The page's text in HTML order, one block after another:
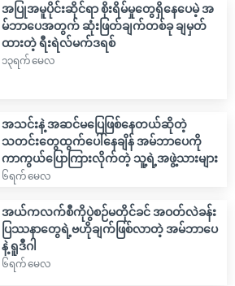
အပြုအမူပိုင်းဆိုင်ရာ စိုးရိမ်မှုတွေရှိနေပေမဲ့ အ
မ်ဘာပေအတွက် ဆုံးဖြတ်ချက်တစ်ခု ချမှတ်
ထားတဲ့ ရီးရဲလ်မက်ဒရစ်
၁၃ရက် မေလ
အသင်းနဲ့ အဆင်မပြေဖြစ်နေတယ်ဆိုတဲ့
သတင်းတွေထွက်ပေါ်နေချိန် အမ်ဘာပေကို
ကာကွယ်ပြောကြားလိုက်တဲ့ သူ့ရဲ့အဖွဲ့သားများ
၆ရက် မေလ
အယ်ကလက်စီကိုပွဲစဉ်မတိုင်ခင် အဝတ်လဲခန်း
ပြဿနာတွေရဲ့ဗဟိုချက်ဖြစ်လာတဲ့ အမ်ဘာပေ
နဲ့ ရူဒီဂါ
၆ရက် မေလ